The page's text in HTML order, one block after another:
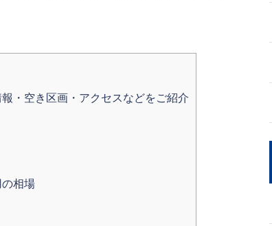
・空き区画・アクセスなどをご紹介
相場